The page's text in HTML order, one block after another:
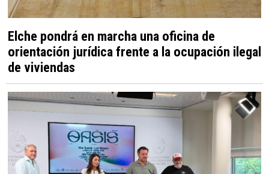
Elche pondrá en marcha una oficina de
orientación jurídica frente a la ocupación ilegal
de viviendas